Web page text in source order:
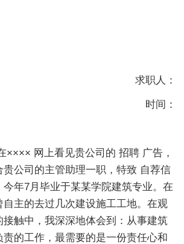
求职人：
时间：
×××× 网上看见贵公司的 招聘 广告，
贵公司的主管助理一职，特致 自荐信
今年7月毕业于某某学院建筑专业。在
自主的去过几次建设施工工地。在观
接触中，我深深地体会到：从事建筑
的工作，最需要的是一份责任心和